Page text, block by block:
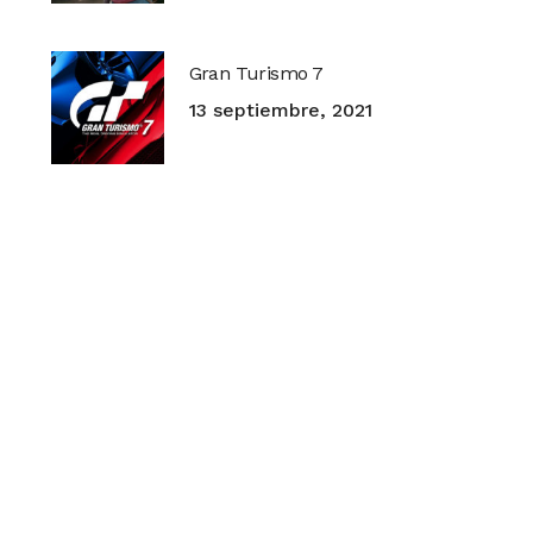
Gran Turismo 7
13 septiembre, 2021